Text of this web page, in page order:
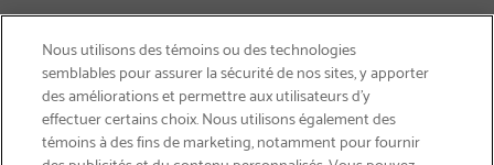
Nous utilisons des témoins ou des technologies
semblables pour assurer la sécurité de nos sites, y apporter
des améliorations et permettre aux utilisateurs d’y
effectuer certains choix. Nous utilisons également des
témoins à des fins de marketing, notamment pour fournir